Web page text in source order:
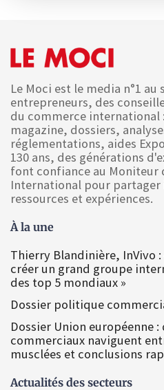
Le Moci est le media n°1 au
entrepreneurs, des
du commerce international
magazine, dossiers,
réglementations, aides
130 ans, des générations
font confiance au Moniteur
International pour
ressources et expériences.
À la une
Thierry Blandinière, InVivo
créer un grand groupe
des top 5 mondiaux »
Dossier politique
Dossier Union européenne
commerciaux naviguent
musclées et conclusions
Actualités des secteurs